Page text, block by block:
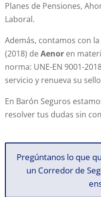
Planes de Pensiones,
Laboral.
Además, contamos con
(2018) deAenor en
norma: UNE-EN 9001-
servicio y renueva su
En Barón Seguros
resolver tus dudas sin
Pregúntanos lo que
un Corredor de